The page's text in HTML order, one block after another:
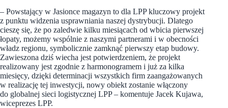
– Powstający w Jasionce magazyn to dla LPP kluczowy projekt
z punktu widzenia usprawniania naszej dystrybucji. Dlatego
cieszę się, że po zaledwie kilku miesiącach od wbicia pierwszej
łopaty, możemy wspólnie z naszymi partnerami i w obecności
władz regionu, symbolicznie zamknąć pierwszy etap budowy.
Zawieszona dziś wiecha jest potwierdzeniem, że projekt
realizowany jest zgodnie z harmonogramem i już za kilka
miesięcy, dzięki determinacji wszystkich firm zaangażowanych
w realizację tej inwestycji, nowy obiekt zostanie włączony
do globalnej sieci logistycznej LPP – komentuje Jacek Kujawa,
wiceprezes LPP.